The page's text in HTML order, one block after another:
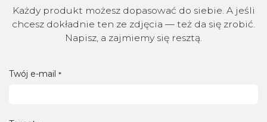
Każdy produkt możesz dopasować do siebie. A jeśli
chcesz dokładnie ten ze zdjęcia — też da się zrobić.
Napisz, a zajmiemy się resztą.
Twój e-mail *